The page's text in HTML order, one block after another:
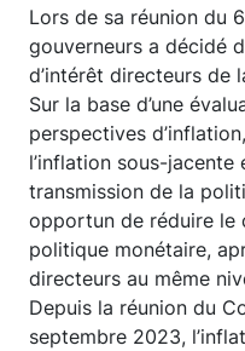
Lors de sa réunion du
gouverneurs a décidé
d’intérêt directeurs de
Sur la base d’une
perspectives
l’inflation sous-
transmission de la
opportun de réduire le
politique monétaire,
directeurs au même
Depuis la réunion du
septembre 2023,